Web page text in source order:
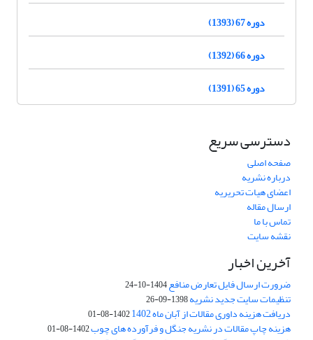
دوره 67 (1393)
دوره 66 (1392)
دوره 65 (1391)
دسترسی سریع
صفحه اصلی
درباره نشریه
اعضای هیات تحریریه
ارسال مقاله
تماس با ما
نقشه سایت
آخرین اخبار
ضرورت ارسال فایل تعارض منافع1404-10-24
تنظیمات سایت جدید نشریه1398-09-26
دریافت هزینه داوری مقالات از آبان ماه 1402 1402-08-01
هزینه چاپ مقالات در نشریه جنگل و فرآورده های چوب1402-08-01